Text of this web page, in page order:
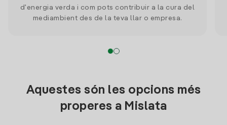
d'energia verda i com pots contribuir a la cura del
mediambient des de la teva llar o empresa.
Aquestes són les opcions més
properes a Mislata